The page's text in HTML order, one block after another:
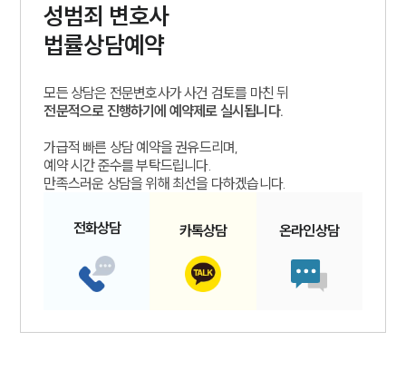
성범죄 변호사
법률상담예약
모든 상담은 전문변호사가 사건 검토를 마친 뒤
전문적으로 진행하기에 예약제로 실시됩니다.
가급적 빠른 상담 예약을 권유드리며,
예약 시간 준수를 부탁드립니다.
만족스러운 상담을 위해 최선을 다하겠습니다.
전화상담 카톡상담 온라인상담